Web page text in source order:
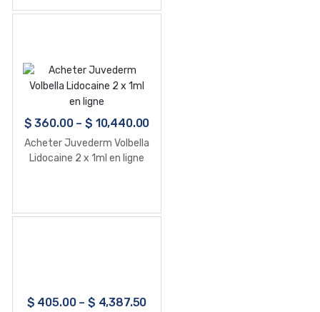
$ 360.00– $ 10,440.00
Acheter Juvederm Volbella
Lidocaine 2 x 1ml en ligne
$ 405.00– $ 4,387.50